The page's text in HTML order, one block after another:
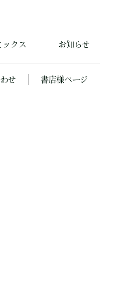
ックス お知らせ
せ 書店様ページ